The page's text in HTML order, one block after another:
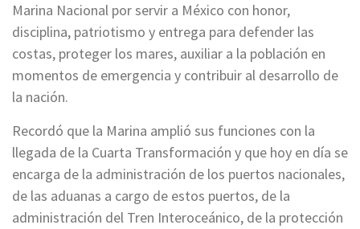
Marina Nacional por servir a México con honor,
disciplina, patriotismo y entrega para defender las
costas, proteger los mares, auxiliar a la población en
momentos de emergencia y contribuir al desarrollo de
la nación.
Recordó que la Marina amplió sus funciones con la
llegada de la Cuarta Transformación y que hoy en día se
encarga de la administración de los puertos nacionales,
de las aduanas a cargo de estos puertos, de la
administración del Tren Interoceánico, de la protección